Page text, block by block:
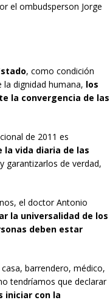
el ombudsperson Jorge
, como condición
dignidad humana, los
la convergencia de las
de 2011 es
vida diaria de las
garantizarlos de verdad,
el doctor Antonio
la universalidad de los
deben estar
barrendero, médico,
tendríamos que declarar
iniciar con la